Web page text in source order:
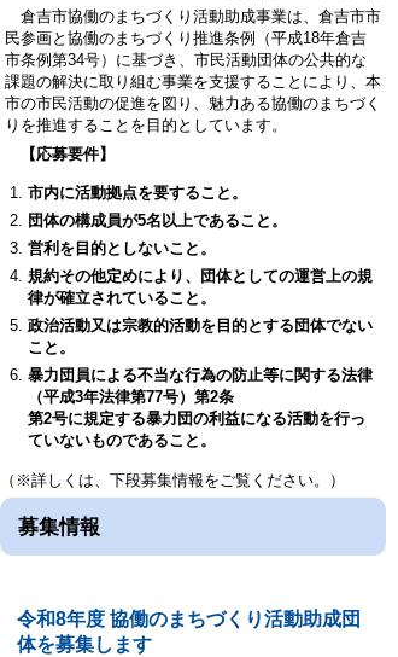
倉吉市協働のまちづくり活動助成事業は、倉吉市市
民参画と協働のまちづくり推進条例（平成18年倉吉
市条例第34号）に基づき、市民活動団体の公共的な
課題の解決に取り組む事業を支援することにより、本
市の市民活動の促進を図り、魅力ある協働のまちづく
りを推進することを目的としています。
【応募要件】
市内に活動拠点を要すること。
団体の構成員が5名以上であること。
営利を目的としないこと。
規約その他定めにより、団体としての運営上の規
律が確立されていること。
政治活動又は宗教的活動を目的とする団体でない
こと。
暴力団員による不当な行為の防止等に関する法律
（平成3年法律第77号）第2条
第2号に規定する暴力団の利益になる活動を行っ
ていないものであること。
（※詳しくは、下段募集情報をご覧ください。）
募集情報
令和8年度 協働のまちづくり活動助成団
体を募集します